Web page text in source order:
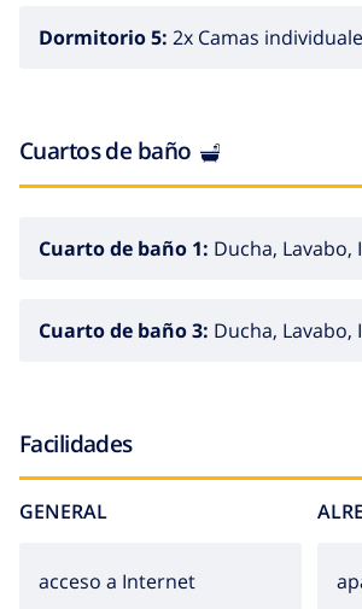
Dormitorio 5: 2x Camas
Cuartos de baño
Cuarto de baño 1: Ducha, Lavabo,
Cuarto de baño 3: Ducha, Lavabo,
Facilidades
GENERAL
acceso a Internet